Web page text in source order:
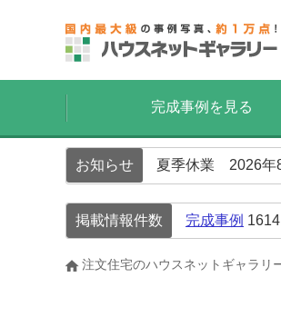
完成事例を見る
お知らせ 夏季休業 2026年
掲載情報件数 完成事例 1614
注文住宅のハウスネットギャラリ